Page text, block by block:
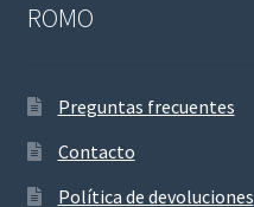
ROMO
Preguntas frecuentes
Contacto
Política de devoluciones